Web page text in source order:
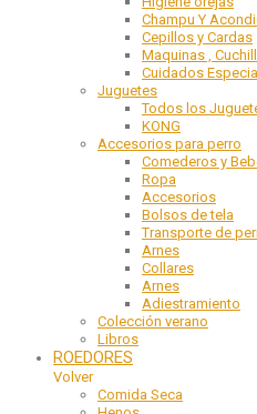
Champu Y
Cepillos y Cardas
Maquinas ,
Cuidados
Juguetes
Todos los
KONG
Accesorios para perro
Comederos y
Ropa
Accesorios
Bolsos de tela
Transporte de
Arnes
Collares
Arnes
Adiestramiento
Colección verano
Libros
ROEDORES
Volver
Comida Seca